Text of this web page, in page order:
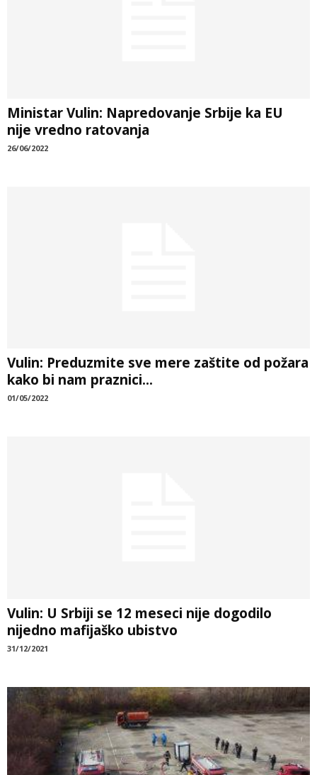
Ministar Vulin: Napredovanje Srbije ka EU
nije vredno ratovanja
26/06/2022
Vulin: Preduzmite sve mere zaštite od požara
kako bi nam praznici...
01/05/2022
Vulin: U Srbiji se 12 meseci nije dogodilo
nijedno mafijaško ubistvo
31/12/2021